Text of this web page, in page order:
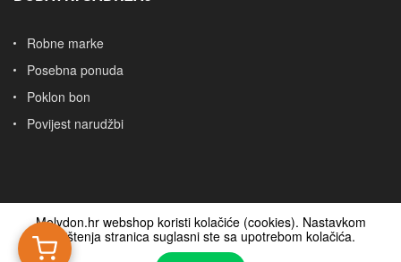
Molydon.hr webshop koristi kolačiće (cookies). Nastavkom
korištenja stranica suglasni ste sa upotrebom kolačića.
Robne marke
Posebna ponuda
Poklon bon
Povijest narudžbi